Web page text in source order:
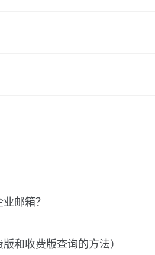
邮箱？
和收费版查询的方法）